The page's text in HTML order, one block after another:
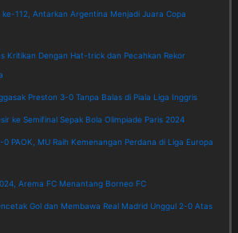
112, Antarkan Argentina Menjadi Juara Copa
Kritikan Dengan Hat-trick dan Pecahkan Rekor
Preston 3-0 Tanpa Balas di Piala Liga Inggris
ke Semifinal Sepak Bola Olimpiade Paris 2024
PAOK, MU Raih Kemenangan Perdana di Liga Europa
Arema FC Menantang Borneo FC
Gol dan Membawa Real Madrid Unggul 2-0 Atas